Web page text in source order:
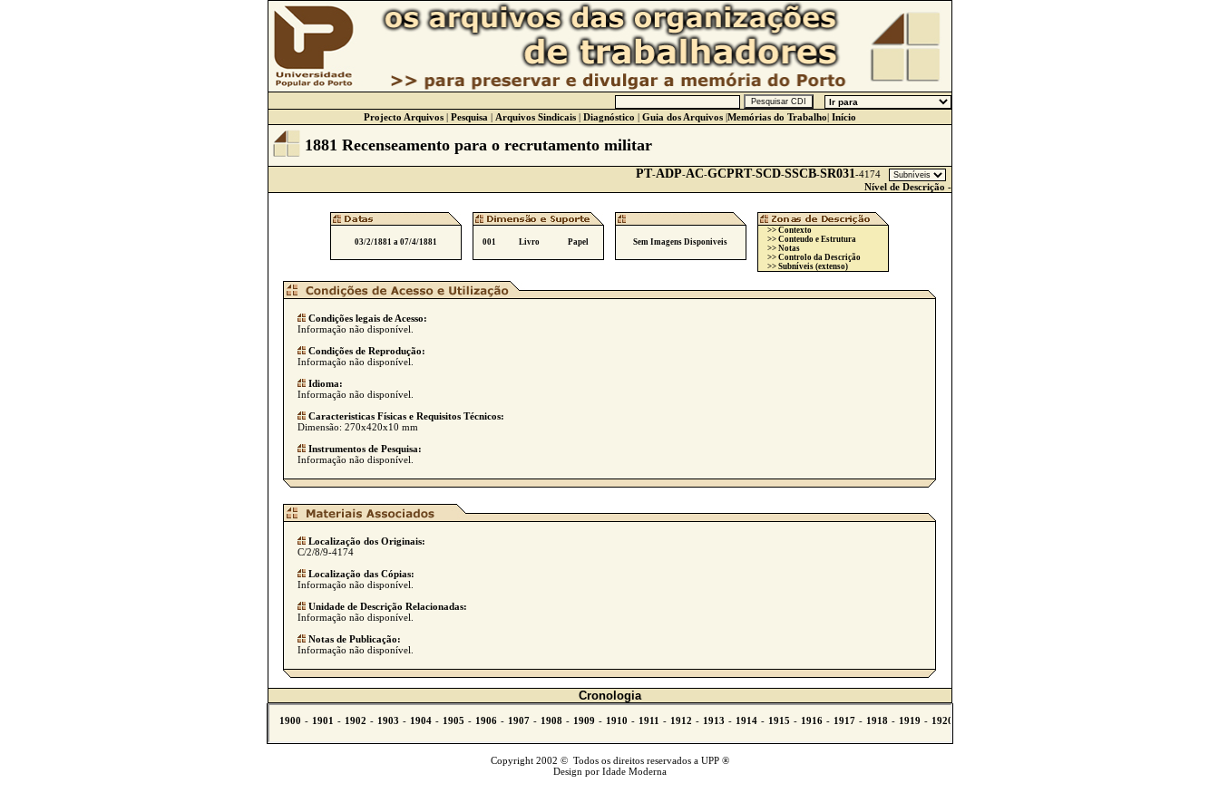
Projecto Arquivos| Pesquisa | Arquivos Sindicais| Diagnóstico | Guia dos Arquivos|Memórias do Trabalho| Início
1881 Recenseamento para o recrutamento militar
PT-ADP-AC-GCPRT-SCD-SSCB-SR031-4174
Nível de Descrição -
03/2/1881 a 07/4/1881 001 Livro Papel Sem Imagens Disponiveis
>> Contexto
>> Conteudo e Estrutura
>> Notas
>> Controlo da Descrição
>> Subníveis (extenso)
Condições legais de Acesso:
Informação não disponível.
Condições de Reprodução:
Informação não disponível.
Idioma:
Informação não disponível.
Caracteristicas Físicas e Requisitos Técnicos:
Dimensão: 270x420x10 mm
Instrumentos de Pesquisa:
Informação não disponível.
Localização dos Originais:
C/2/8/9-4174
Localização das Cópias:
Informação não disponível.
Unidade de Descrição Relacionadas:
Informação não disponível.
Notas de Publicação:
Informação não disponível.
Cronologia
Copyright 2002 © Todos os direitos reservados a UPP ®
Design por Idade Moderna